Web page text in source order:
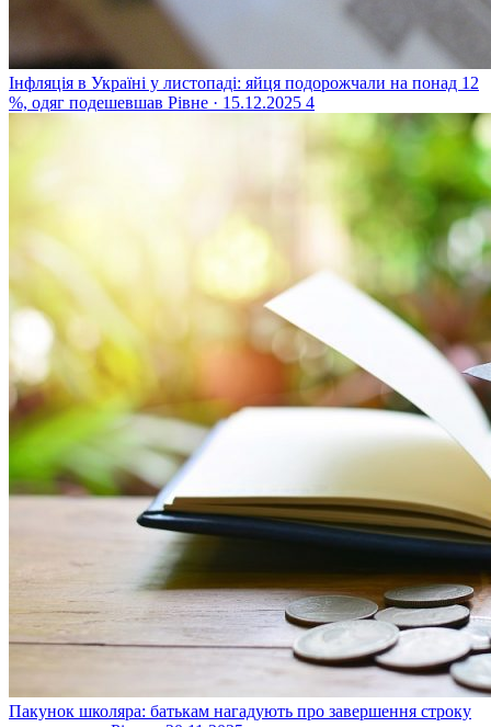
Інфляція в Україні у листопаді: яйця подорожчали на понад 12
%, одяг подешевшав Рівне · 15.12.2025 4
Пакунок школяра: батькам нагадують про завершення строку